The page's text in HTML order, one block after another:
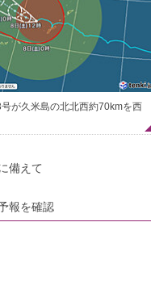
が久米島の北北西約70kmを西
備えて
報を確認